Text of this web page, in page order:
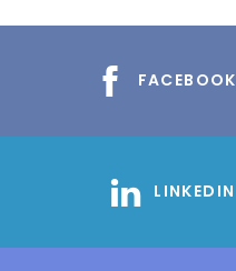
FACEBOOK
LINKEDIN